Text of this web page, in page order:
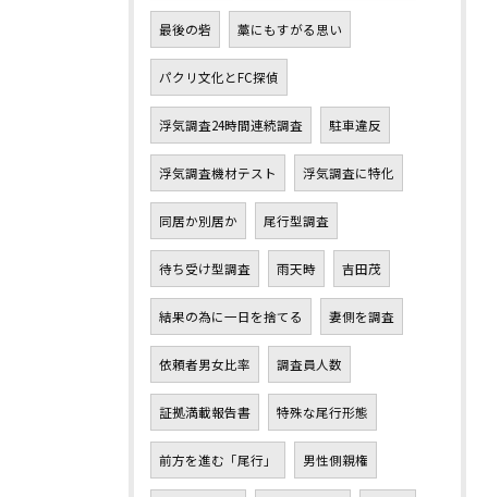
最後の砦 藁にもすがる思い
パクリ文化とFC探偵
浮気調査24時間連続調査 駐車違反
浮気調査機材テスト 浮気調査に特化
同居か別居か 尾行型調査
待ち受け型調査 雨天時 吉田茂
結果の為に一日を捨てる 妻側を調査
依頼者男女比率 調査員人数
証拠満載報告書 特殊な尾行形態
前方を進む「尾行」 男性側親権